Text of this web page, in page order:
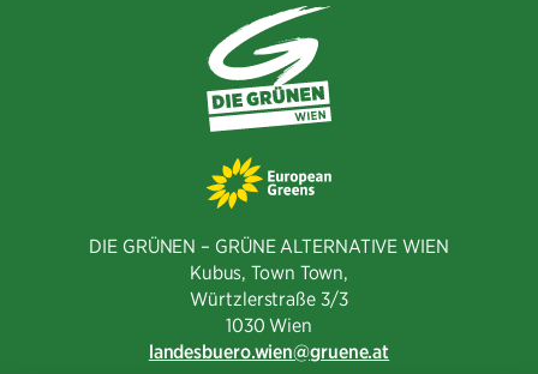
DIE GRÜNEN – GRÜNE ALTERNATIVE WIEN
Kubus, Town Town,
Würtzlerstraße 3/3​
1030 Wien
landesbuero.wien
gruene.at